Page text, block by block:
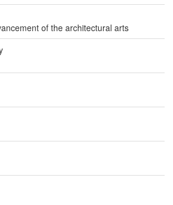
of the architectural arts